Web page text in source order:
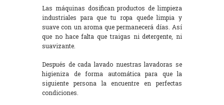
Las máquinas dosifican productos de limpieza
industriales para que tu ropa quede limpia y
suave con un aroma que permanecerá días. Así
que no hace falta que traigas ni detergente, ni
suavizante.
Después de cada lavado nuestras lavadoras se
higieniza de forma automática para que la
siguiente persona la encuentre en perfectas
condiciones.